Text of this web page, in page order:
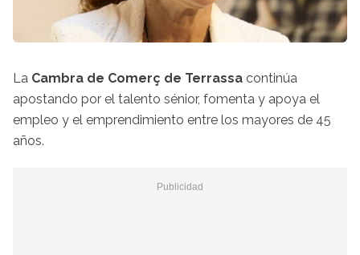
La Cambra de Comerç de Terrassa continúa
apostando por el talento sénior, fomenta y apoya el
empleo y el emprendimiento entre los mayores de 45
años.